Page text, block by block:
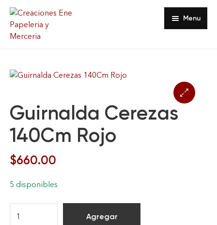
Menu
Tienda
Contacto
Favoritos
Mi Cuenta
Guirnalda Cerezas
140Cm Rojo
$660.00
5 disponibles
Agregar